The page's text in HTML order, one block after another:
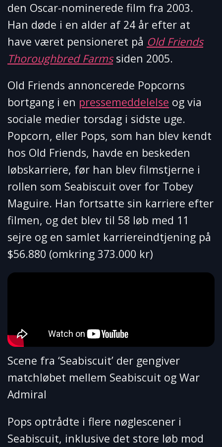
den Oscar-nominerede film fra 2003.
Han døde i en alder af 24 år efter at
have været pensioneret på Old Friends
Thoroughbred Farmssiden 2005.
Old Friends annoncerede Popcorns
bortgang i en pressemeddelelse og via
sociale medier torsdag i sidste uge.
Popcorn, eller Pops, som han blev kendt
hos Old Friends, havde en beskeden
løbskarriere, før han blev filmstjerne i
rollen som Seabiscuit over for Tobey
Maguire. Han fortsatte sin karriere efter
filmen, og det blev til 58 løb med 11
sejre og en samlet karriereindtjening på
$56.880 (omkring 373.000 kr)
Scene fra ‘Seabiscuit’ der gengiver
matchløbet mellem Seabiscuit og War
Admiral
Pops optrådte i flere nøglescener i
Seabiscuit, inklusive det store løb mod